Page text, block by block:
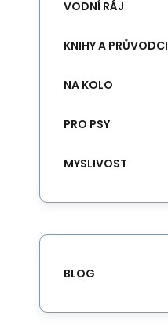
VODNÍ RÁJ
KNIHY A PRŮVODCI
NA KOLO
PRO PSY
MYSLIVOST
BLOG